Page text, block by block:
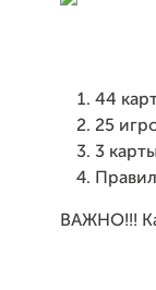
44
25
3
ВАЖНО!!!